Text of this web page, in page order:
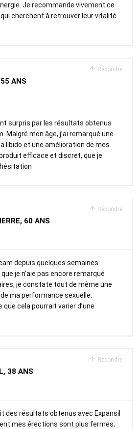
Je recommande vivement ce
cherchent à retrouver leur vitalité
Répondre
ANS
surpris par les résultats obtenus
Malgré mon âge, j’ai remarqué une
libido et une amélioration de mes
efficace et discret, que je
Répondre
60 ANS
depuis quelques semaines
je n’aie pas encore remarqué
je constate tout de même une
ma performance sexuelle.
que cela pourrait varier d’une
Répondre
38 ANS
des résultats obtenus avec Expansil
mes érections sont plus fermes,